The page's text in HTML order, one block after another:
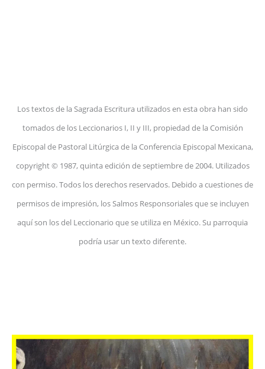
Los textos de la Sagrada Escritura utilizados en esta obra han sido
tomados de los Leccionarios I, II y III, propiedad de la Comisión
Episcopal de Pastoral Litúrgica de la Conferencia Episcopal Mexicana,
copyright © 1987, quinta edición de septiembre de 2004. Utilizados
con permiso. Todos los derechos reservados. Debido a cuestiones de
permisos de impresión, los Salmos Responsoriales que se incluyen
aquí son los del Leccionario que se utiliza en México. Su parroquia
podría usar un texto diferente.